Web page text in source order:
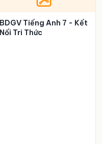
BDGV Tiếng Anh 7 - Kết
Nối Tri Thức